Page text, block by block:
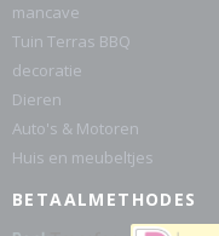
mancave
Tuin Terras BBQ
decoratie
Dieren
Auto's & Motoren
Huis en meubeltjes
BETAALMETHODES